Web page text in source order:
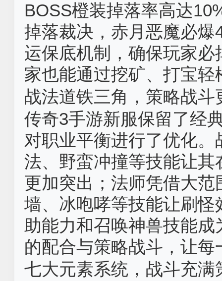
BOSS橙装掉落率高达
掉落裁决，赤月恶魔必
运保底机制，确保玩家
家也能通过挖矿、打宝
战法道铁三角，策略战斗
传奇3手游新服保留了经
对职业平衡进行了优化
法、野蛮冲撞等技能让
更加突出；法师凭借大
墙、冰咆哮等技能让刷
助能力和召唤神兽技能
的配合与策略战斗，让
七大元素系统，战斗充满